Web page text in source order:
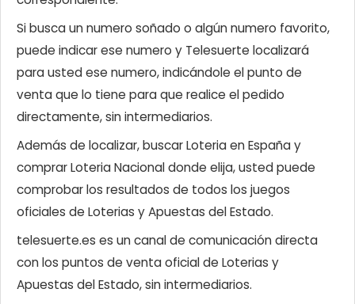
Si busca un numero soñado o algún numero favorito,
puede indicar ese numero y Telesuerte localizará
para usted ese numero, indicándole el punto de
venta que lo tiene para que realice el pedido
directamente, sin intermediarios.
Además de localizar, buscar Loteria en España y
comprar Loteria Nacional donde elija, usted puede
comprobar los resultados de todos los juegos
oficiales de Loterias y Apuestas del Estado.
telesuerte.es es un canal de comunicación directa
con los puntos de venta oficial de Loterias y
Apuestas del Estado, sin intermediarios.